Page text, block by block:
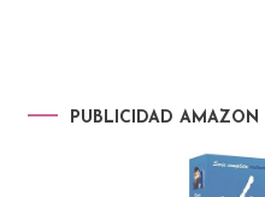
PUBLICIDAD AMAZON